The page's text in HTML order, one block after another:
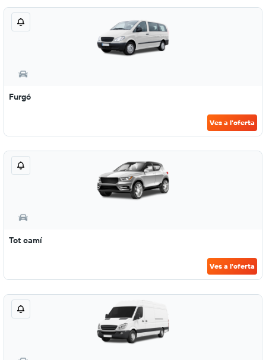
Furgó
Ves a l'oferta
Tot camí
Ves a l'oferta